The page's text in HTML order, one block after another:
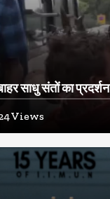
साधु संतों का प्रदर्शन
Views